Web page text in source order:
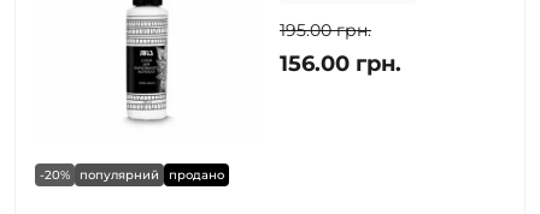
-20% популярний продано
195.00 грн.
156.00 грн.